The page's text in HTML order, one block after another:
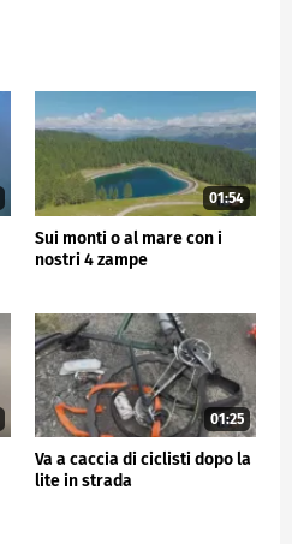
01:54
Sui monti o al mare con i
nostri 4 zampe
01:25
Va a caccia di ciclisti dopo la
lite in strada